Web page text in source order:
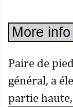
Paire de
général, a
partie